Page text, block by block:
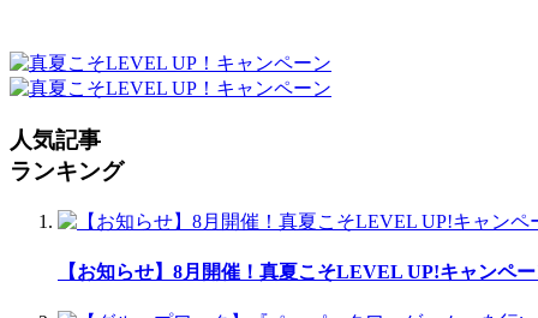
人気記事
ランキング
【お知らせ】8月開催！真夏こそLEVEL UP!キャンペ